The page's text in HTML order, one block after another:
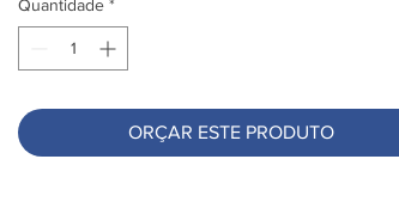
Quantidade *
ORÇAR ESTE PRODUTO